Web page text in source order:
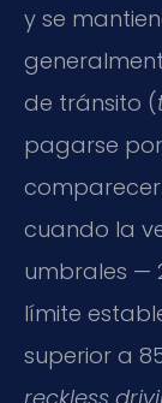
y se
de tránsito (
pagarse
cuando la
umbrales —
límite
superior a